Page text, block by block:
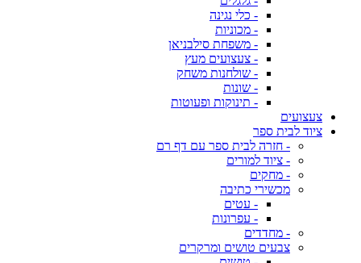
- כלי נגינה
- מכוניות
- משפחת סילבניאן
- צעצועים מעץ
- שולחנות משחק
- שונות
- תינוקות ופעוטות
צעצועים
ציוד לבית ספר
- חזרה לבית ספר עם דף רם
- ציוד למורים
- מחקים
מכשירי כתיבה
- עטים
- עפרונות
- מחדדים
צבעים טושים ומרקרים